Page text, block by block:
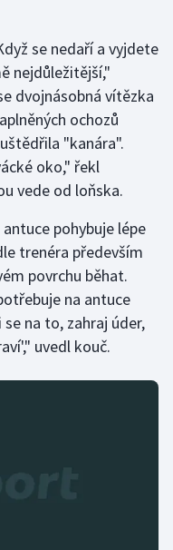
se nedaří a vyjdete
nejdůležitější,"
dvojnásobná vítězka
ochozů
"kanára".
oko," řekl
vede od loňska.
pohybuje lépe
trenéra především
povrchu běhat.
na antuce
na to, zahraj úder,
uvedl kouč.